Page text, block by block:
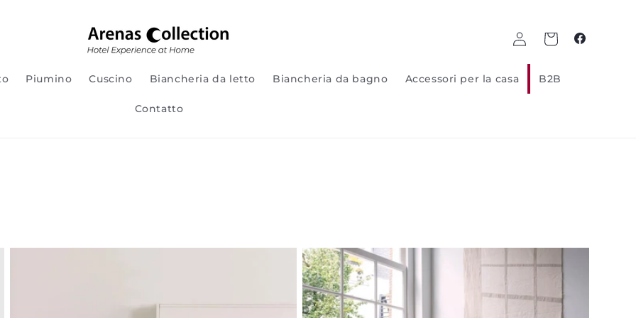
Piumino Cuscino Biancheria da letto Biancheria da bagno Accessori per la casa B2B
Contatto
Log
in
Carrello
Facebook